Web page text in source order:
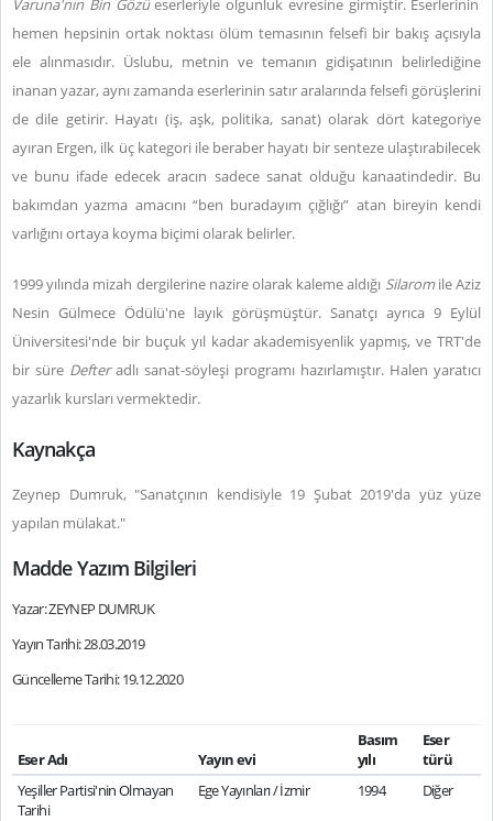
Varuna'nın Bin Gözüeserleriyle olgunluk evresine girmiştir. Eserlerinin
hemen hepsinin ortak noktası ölüm temasının felsefi bir bakış açısıyla
ele alınmasıdır. Üslubu, metnin ve temanın gidişatının belirlediğine
inanan yazar, aynı zamanda eserlerinin satır aralarında felsefi görüşlerini
de dile getirir. Hayatı (iş, aşk, politika, sanat) olarak dört kategoriye
ayıran Ergen, ilk üç kategori ile beraber hayatı bir senteze ulaştırabilecek
ve bunu ifade edecek aracın sadece sanat olduğu kanaatindedir. Bu
bakımdan yazma amacını “ben buradayım çığlığı” atan bireyin kendi
varlığını ortaya koyma biçimi olarak belirler.
1999 yılında mizah dergilerine nazire olarak kaleme aldığı SilaromileAziz
Nesin Gülmece Ödülü'ne layık görüşmüştür. Sanatçı ayrıca 9 Eylül
Üniversitesi'nde bir buçuk yıl kadar akademisyenlik yapmış, ve TRT'de
bir süre Defteradlı sanat-söyleşi programı hazırlamıştır. Halen yaratıcı
yazarlık kursları vermektedir.
Kaynakça
Zeynep Dumruk, "Sanatçının kendisiyle 19 Şubat 2019'da yüz yüze
yapılan mülakat."
Madde Yazım Bilgileri
Yazar: ZEYNEP DUMRUK
Yayın Tarihi: 28.03.2019
Güncelleme Tarihi: 19.12.2020
Eser Adı Yayın evi
Basım
yılı
Eser
türü
Yeşiller Partisi'nin Olmayan
Tarihi
Ege Yayınları / İzmir 1994 Diğer